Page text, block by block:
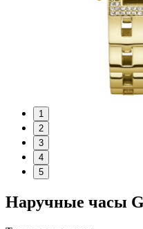
1
2
3
4
5
Наручные часы